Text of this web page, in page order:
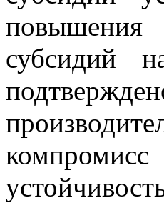
повышения
субсидий